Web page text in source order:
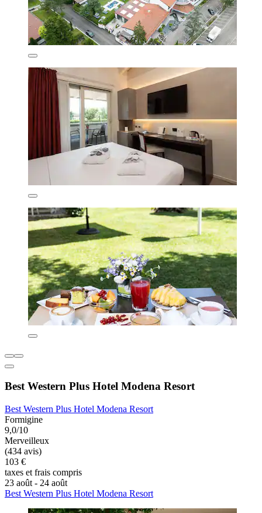
Best Western Plus Hotel Modena Resort
Best Western Plus Hotel Modena Resort
Formigine
9,0/10
Merveilleux
(434 avis)
103 €
taxes et frais compris
23 août - 24 août
Best Western Plus Hotel Modena Resort